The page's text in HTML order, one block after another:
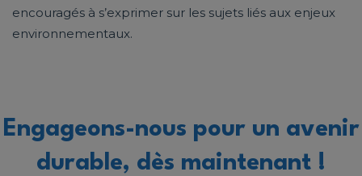
encouragés à s’exprimer sur les sujets liés aux enjeux
environnementaux.
Engageons-nous pour un avenir
durable, dès maintenant !